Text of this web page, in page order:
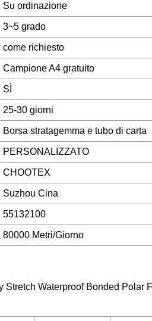
Su ordinazione
3~5 grado
come richiesto
Campione A4 gratuito
SÌ
25-30 giorni
Borsa stratagemma e tubo di carta
PERSONALIZZATO
CHOOTEX
Suzhou Cina
55132100
80000 Metri/Giorno